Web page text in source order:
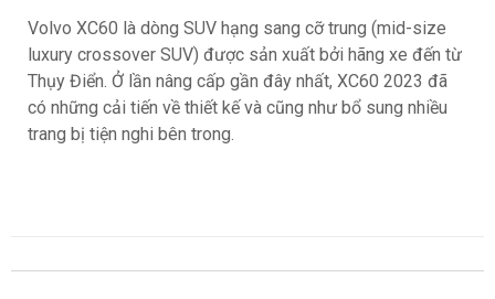
Volvo XC60 là dòng SUV hạng sang cỡ trung (mid-size
luxury crossover SUV) được sản xuất bởi hãng xe đến từ
Thụy Điển. Ở lần nâng cấp gần đây nhất, XC60 2023 đã
có những cải tiến về thiết kế và cũng như bổ sung nhiều
trang bị tiện nghi bên trong.